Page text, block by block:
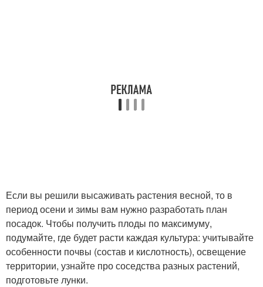
Если вы решили высаживать растения весной, то в
период осени и зимы вам нужно разработать план
посадок. Чтобы получить плоды по максимуму,
подумайте, где будет расти каждая культура: учитывайте
особенности почвы (состав и кислотность), освещение
территории, узнайте про соседства разных растений,
подготовьте лунки.